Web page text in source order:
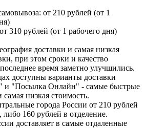
от 210 рублей (от 1
310 рублей (от 1 рабочего дня)
доставки и самая низкая
при этом сроки и качество
время заметно улучшились.
доступны варианты доставки
и "Посылка Онлайн" - самые быстрые
самая низкая стоимость.
города России от 210 рублей
160 рублей в отделение.
доставляет в самые отдаленные